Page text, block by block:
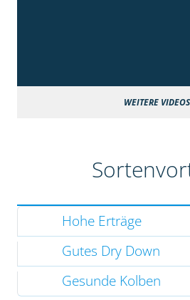
WEITERE VIDEOS
Hohe Erträge
Gutes Dry Down
Gesunde Kolben